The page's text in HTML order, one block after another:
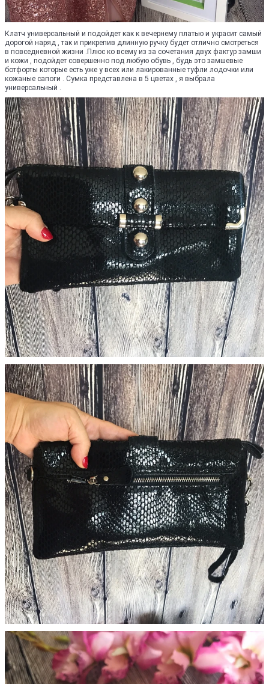
Клатч универсальный и подойдет как к вечернему платью и украсит самый
дорогой наряд , так и прикрепив длинную ручку будет отлично смотреться
в повседневной жизни .Плюс ко всему из за сочетания двух фактур замши
и кожи , подойдет совершенно под любую обувь , будь это замшевые
ботфорты которые есть уже у всех или лакированные туфли лодочки или
кожаные сапоги . Сумка представлена в 5 цветах , я выбрала
универсальный .